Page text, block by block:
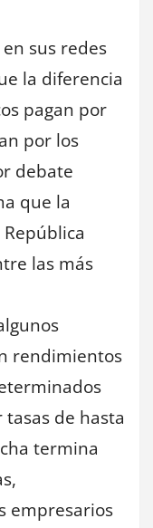
sus redes
la diferencia
pagan por
por los
debate
que la
las más
rendimientos
de hasta
termina
empresarios